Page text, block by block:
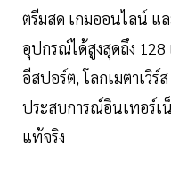
ตรีมสด เกมออนไลน์ แล
อุปกรณ์ได้สูงสุดถึง 128
อีสปอร์ต, โลกเมตาเวิร์
ประสบการณ์อินเทอร์เ
แท้จริง